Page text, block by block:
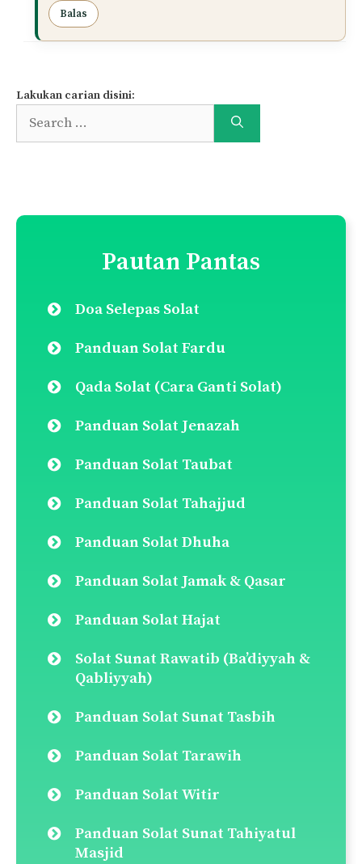
Balas
Lakukan carian disini:
Search
for:
Pautan Pantas
Doa Selepas Solat
Panduan Solat Fardu
Qada Solat (Cara Ganti Solat)
Panduan Solat Jenazah
Panduan Solat Taubat
Panduan Solat Tahajjud
Panduan Solat Dhuha
Panduan Solat Jamak & Qasar
Panduan Solat Hajat
Solat Sunat Rawatib (Ba’diyyah &
Qabliyyah)
Panduan Solat Sunat Tasbih
Panduan Solat Tarawih
Panduan Solat Witir
Panduan Solat Sunat Tahiyatul
Masjid